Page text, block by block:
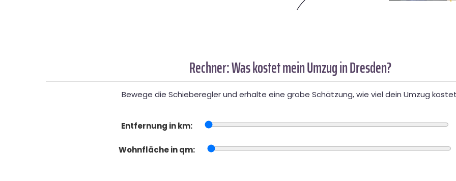
Rechner: Was kostet mein Umzug in Dresden?
Bewege die Schieberegler und erhalte eine grobe Schätzung, wie viel dein Umzug
Entfernung in km:
Wohnfläche in qm: